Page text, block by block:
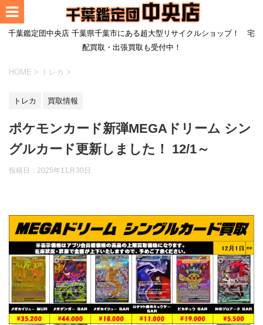
千葉鑑定団中央店 千葉県千葉市にある超大型リサイクルショップ！ 宅
配買取・出張買取も受付中！
HOME > トレカ >
トレカ 買取情報
ポケモンカード新弾MEGAドリーム シン
グルカード更新しました！ 12/1～
投稿日： 2025年11月30日